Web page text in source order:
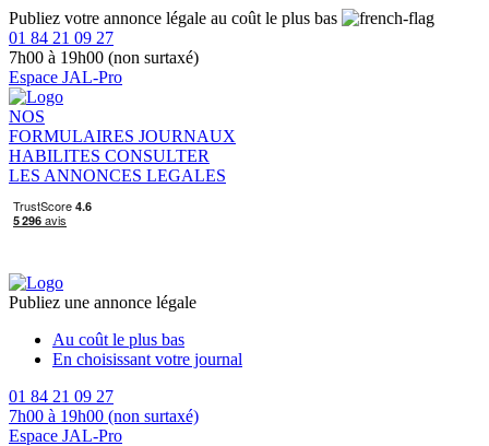
Publiez votre annonce légale au coût le plus bas
01 84 21 09 27
7h00 à 19h00 (non surtaxé)
Espace JAL-Pro
NOS
FORMULAIRES JOURNAUX
HABILITES CONSULTER
LES ANNONCES LEGALES
Publiez une annonce légale
Au coût le plus bas
En choisissant votre journal
01 84 21 09 27
7h00 à 19h00 (non surtaxé)
Espace JAL-Pro